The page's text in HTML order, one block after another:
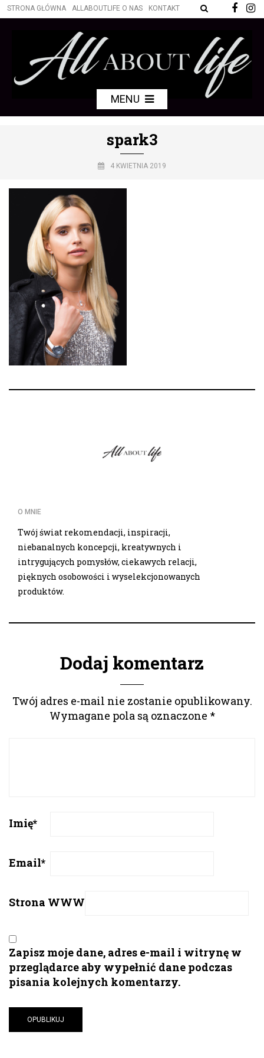
STRONA GŁÓWNA ALLABOUTLIFE O NAS KONTAKT
MENU
spark3
4 KWIETNIA 2019
O MNIE
Twój świat rekomendacji, inspiracji,
niebanalnych koncepcji, kreatywnych i
intrygujących pomysłów, ciekawych relacji,
pięknych osobowości i wyselekcjonowanych
produktów.
Dodaj komentarz
Twój adres e-mail nie zostanie opublikowany.
Wymagane pola są oznaczone *
Imię*
Email*
Strona WWW
Zapisz moje dane, adres e-mail i witrynę w
przeglądarce aby wypełnić dane podczas
pisania kolejnych komentarzy.